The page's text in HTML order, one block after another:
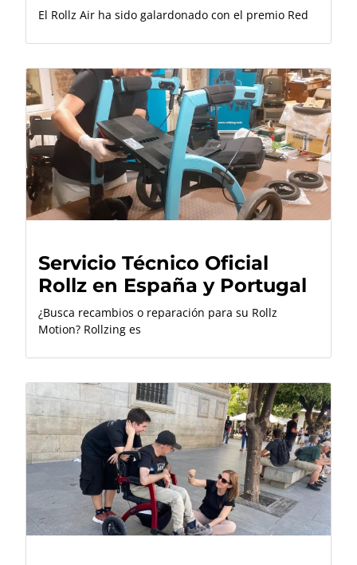
El Rollz Air ha sido galardonado con el premio Red
Servicio Técnico Oficial
Rollz en España y Portugal
¿Busca recambios o reparación para su Rollz
Motion? Rollzing es